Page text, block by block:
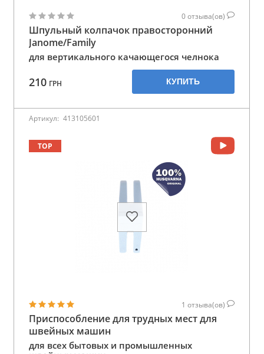
0отзыва(ов)
Шпульный колпачок правосторонний
Janome/Family
для вертикального качающегося челнока
210 ГРН КУПИТЬ
Артикул: 413105601
TOP
1 отзыва(ов)
Приспособление для трудных мест для
швейных машин
для всех бытовых и промышленных